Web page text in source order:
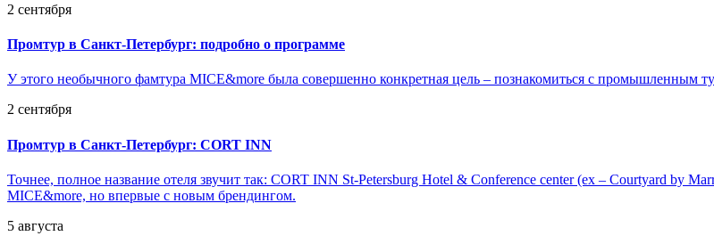
2 сентября
Промтур в Санкт-Петербург: подробно о программе
У этого необычного фамтура MICE&more была совершенно конкретная цель – познакомиться с промышленным
2 сентября
Промтур в Санкт-Петербург: CORT INN
Точнее, полное название отеля звучит так: CORT INN St-Petersburg Hotel & Conference center (ex – Courtyard by
MICE&more, но впервые с новым брендингом.
5 августа